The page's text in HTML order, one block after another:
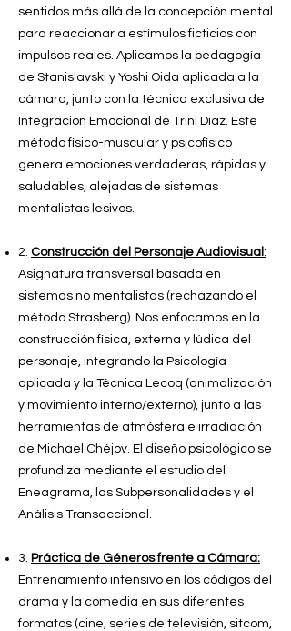
sentidos más allá de la concepción mental
para reaccionar a estímulos ficticios con
impulsos reales. Aplicamos la pedagogía
de Stanislavski y Yoshi Oida aplicada a la
cámara, junto con la técnica exclusiva de
Integración Emocional de Trini Díaz. Este
método físico-muscular y psicofísico
genera emociones verdaderas, rápidas y
saludables, alejadas de sistemas
mentalistas lesivos.
2. Construcción del Personaje Audiovisual :
Asignatura transversal basada en
sistemas no mentalistas (rechazando el
método Strasberg). Nos enfocamos en la
construcción física, externa y lúdica del
personaje, integrando la Psicología
aplicada y la Técnica Lecoq (animalización
y movimiento interno/externo), junto a las
herramientas de atmósfera e irradiación
de Michael Chéjov. El diseño psicológico se
profundiza mediante el estudio del
Eneagrama, las Subpersonalidades y el
Análisis Transaccional.
3. Práctica de Géneros frente a Cámara:
Entrenamiento intensivo en los códigos del
drama y la comedia en sus diferentes
formatos (cine, series de televisión, sitcom,